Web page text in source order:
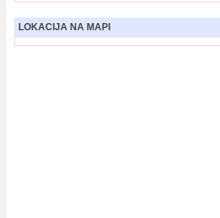
LOKACIJA NA MAPI